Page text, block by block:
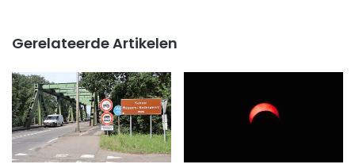
Gerelateerde Artikelen